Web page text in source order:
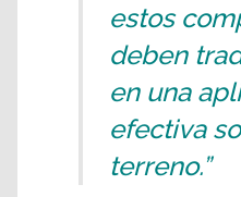
estos
deben
en una
efectiva
terreno.”